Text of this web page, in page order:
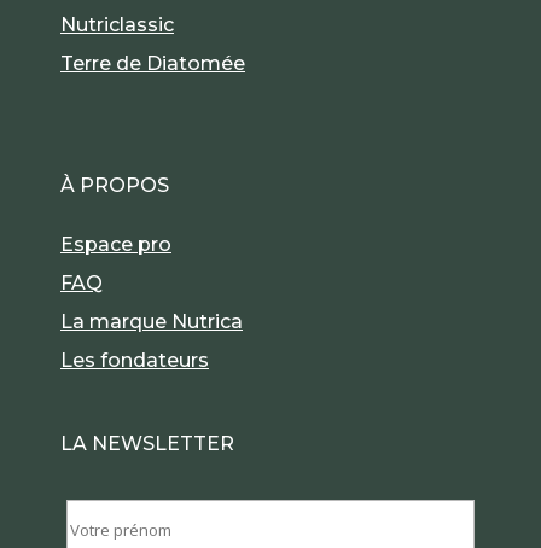
Nutriclassic
Terre de Diatomée
À PROPOS
Espace pro
FAQ
La marque Nutrica
Les fondateurs
LA NEWSLETTER